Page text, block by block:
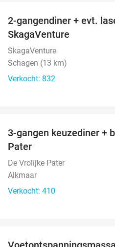
2-gangendiner + evt.
SkagaVenture
SkagaVenture
Schagen (13 km)
Verkocht: 832
3-gangen keuzediner +
Pater
De Vrolijke Pater
Alkmaar
Verkocht: 410